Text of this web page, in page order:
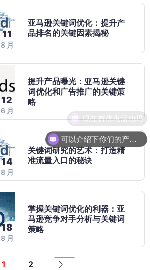
11
8 月
亚马逊关键词优化：提升产
品排名的关键因素揭秘
12
6 月
提升产品曝光：亚马逊关键
词优化和广告推广的关键策
略
14
8 月
关键词研究的艺术：打造精
准流量入口的秘诀
18
8 月
掌握关键词优化的利器：亚
马逊竞争对手分析与关键词
策略
1 2
可以介绍下你们的产品么